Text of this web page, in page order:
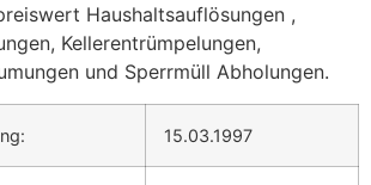
Haushaltsauflösungen ,
Kellerentrümpelungen,
und Sperrmüll Abholungen.
15.03.1997